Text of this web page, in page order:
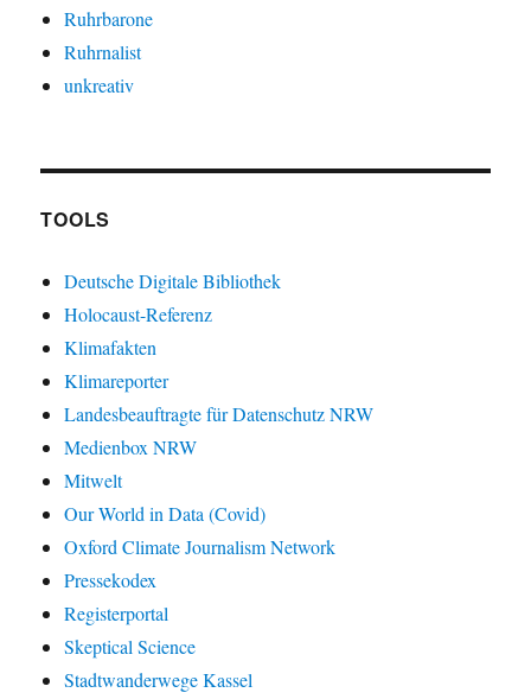
Ruhrbarone
Ruhrnalist
unkreativ
TOOLS
Deutsche Digitale Bibliothek
Holocaust-Referenz
Klimafakten
Klimareporter
Landesbeauftragte für Datenschutz NRW
Medienbox NRW
Mitwelt
Our World in Data (Covid)
Oxford Climate Journalism Network
Pressekodex
Registerportal
Skeptical Science
Stadtwanderwege Kassel